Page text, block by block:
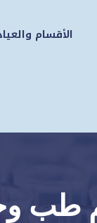
الأقسام